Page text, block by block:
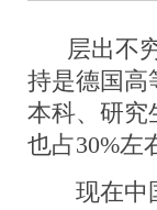
层出不穷
持是德国高
本科、研究
也占30%左
现在中国